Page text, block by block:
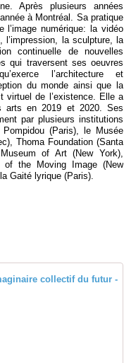
Après plusieurs années
à Montréal. Sa pratique
l’image numérique: la vidéo
l’impression, la sculpture, la
continuelle de nouvelles
qui traversent ses oeuvres
l’architecture et
du monde ainsi que la
virtuel de l’existence. Elle a
arts en 2019 et 2020. Ses
par plusieurs institutions
(Paris), le Musée
Thoma Foundation (Santa
of Art (New York),
of the Moving Image (New
Gaité lyrique (Paris).